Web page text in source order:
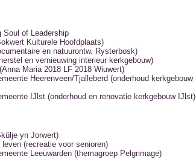
Soul of Leadership
Kulturele Hoofdplaats)
en natuurontw. Rysterbosk)
en vernieuwing interieur kerkgebouw)
Maria 2018 LF 2018 Wiuwert)
Heerenveen/Tjalleberd (onderhoud kerkgebouw
IJlst (onderhoud en renovatie kerkgebouw IJlst)
yn Jorwert)
(recreatie voor senioren)
Leeuwarden (themagroep Pelgrimage)